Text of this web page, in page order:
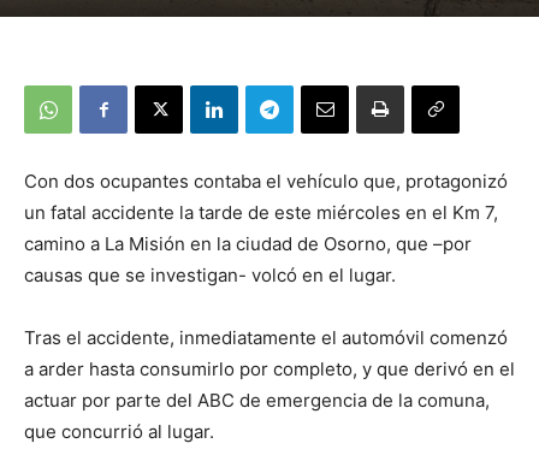
Con dos ocupantes contaba el vehículo que, protagonizó
un fatal accidente la tarde de este miércoles en el Km 7,
camino a La Misión en la ciudad de Osorno, que –por
causas que se investigan- volcó en el lugar.
Tras el accidente, inmediatamente el automóvil comenzó
a arder hasta consumirlo por completo, y que derivó en el
actuar por parte del ABC de emergencia de la comuna,
que concurrió al lugar.